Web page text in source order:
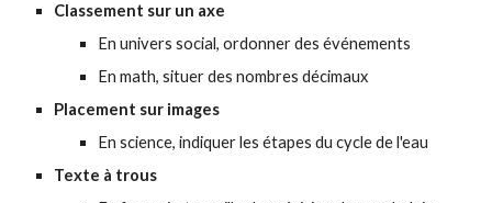
Classement sur un axe
En univers social, ordonner des événements
En math, situer des nombres décimaux
Placement sur images
En science, indiquer les étapes du cycle de l'eau
Texte à trous